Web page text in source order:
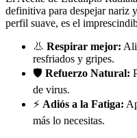
definitiva para despejar nariz
perfil suave, es el
👃 Respirar mejor:
resfriados y gripes.
🛡️ Refuerzo Natural:
de virus.
⚡ Adiós a la Fatiga:
más lo necesitas.